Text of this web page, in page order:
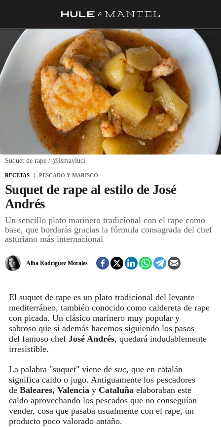
RECETAS
TRUCOS
DESPENSA
BARRAS Y ESTRELLAS
DÓNDE COMER
ÍDOLOS DE MESAS
CUADERNO DE VIAJE
TRADICIÓN
MENÚ DEL DÍA
INICIAR SESIÓN
RECETAS PESCADO Y MARISCO
Suquet de rape al estilo de José
Andrés
Un sencillo plato marinero tradicional con el rape como
base, que bordarás gracias la fórmula consagrada del chef
asturiano más internacional
Alba Rodríguez Morales
Suquet de rape / @ismayluci
El suquet de rape es un plato tradicional del levante
mediterráneo, también conocido como caldereta de rape
con picada. Un clásico marinero muy popular y
sabroso que si además hacemos siguiendo los pasos
del famoso chef José Andrés, quedará indudablemente
irresistible.
La palabra "suquet" viene de suc, que en catalán
significa caldo o jugo. Antiguamente los pescadores
de Baleares, Valencia y Cataluña elaboraban este
caldo aprovechando los pescados que no conseguían
vender, cosa que pasaba usualmente con el rape, un
producto poco valorado antaño.